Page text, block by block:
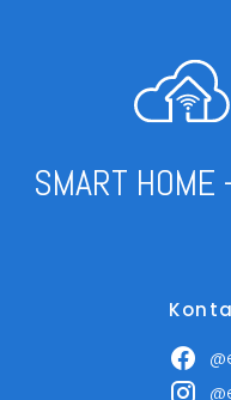
SMART HOME